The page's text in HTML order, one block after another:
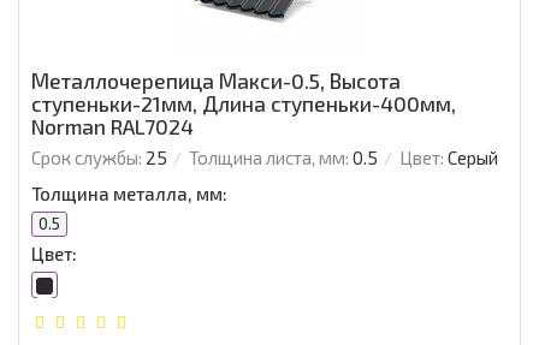
Металлочерепица Макси-0.5, Высота
ступеньки-21мм, Длина ступеньки-400мм,
Norman RAL7024
Срок службы: 25 Толщина листа, мм: 0.5 Цвет: Серый
Толщина металла, мм:
0.5
Цвет: